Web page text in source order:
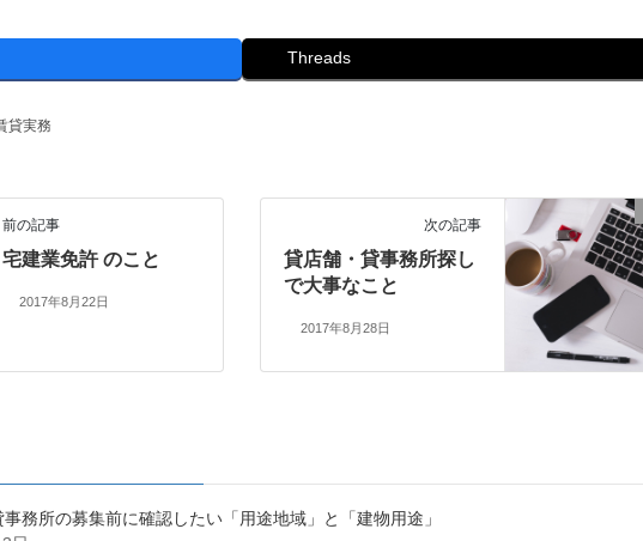
Threads
貸実務
前の記事
宅建業免許 のこと
2017年8月22日
次の記事
貸店舗・貸事務所探し
で大事なこと
2017年8月28日
務所の募集前に確認したい「用途地域」と「建物用途」